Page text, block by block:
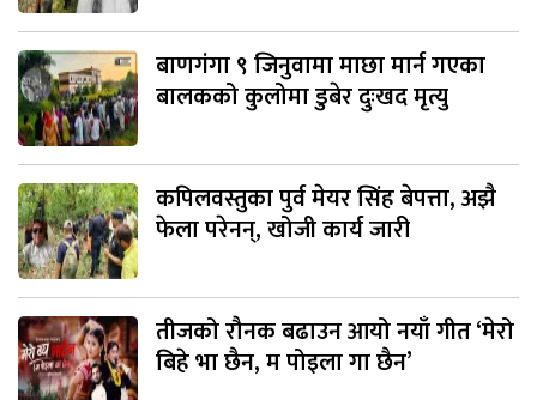
बाणगंगा ९ जिनुवामा माछा मार्न गएका
बालकको कुलोमा डुबेर दुःखद मृत्यु
कपिलवस्तुका पुर्व मेयर सिंह बेपत्ता, अझै
फेला परेनन्, खोजी कार्य जारी
तीजको रौनक बढाउन आयो नयाँ गीत ‘मेरो
बिहे भा छैन, म पोइला गा छैन’